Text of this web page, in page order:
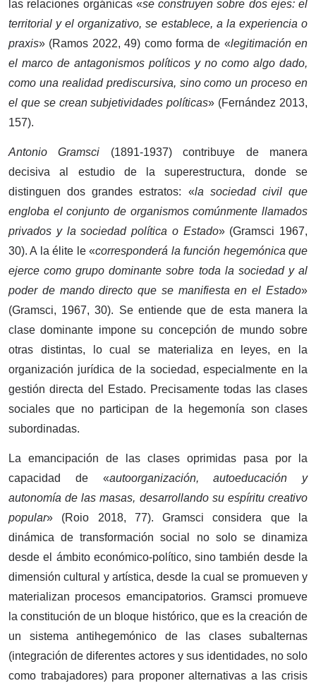
las relaciones orgánicas «se construyen sobre dos ejes: el
territorial y el organizativo, se establece, a la experiencia o
praxis» (Ramos 2022, 49) como forma de «legitimación en
el marco de antagonismos políticos y no como algo dado,
como una realidad prediscursiva, sino como un proceso en
el que se crean subjetividades políticas» (Fernández 2013,
157).
Antonio Gramsci (1891-1937) contribuye de manera
decisiva al estudio de la superestructura, donde se
distinguen dos grandes estratos: «la sociedad civil que
engloba el conjunto de organismos comúnmente llamados
privados y la sociedad política o Estado» (Gramsci 1967,
30). A la élite le «corresponderá la función hegemónica que
ejerce como grupo dominante sobre toda la sociedad y al
poder de mando directo que se manifiesta en el Estado»
(Gramsci, 1967, 30). Se entiende que de esta manera la
clase dominante impone su concepción de mundo sobre
otras distintas, lo cual se materializa en leyes, en la
organización jurídica de la sociedad, especialmente en la
gestión directa del Estado. Precisamente todas las clases
sociales que no participan de la hegemonía son clases
subordinadas.
La emancipación de las clases oprimidas pasa por la
capacidad de «autoorganización, autoeducación y
autonomía de las masas, desarrollando su espíritu creativo
popular» (Roio 2018, 77). Gramsci considera que la
dinámica de transformación social no solo se dinamiza
desde el ámbito económico-político, sino también desde la
dimensión cultural y artística, desde la cual se promueven y
materializan procesos emancipatorios. Gramsci promueve
la constitución de un bloque histórico, que es la creación de
un sistema antihegemónico de las clases subalternas
(integración de diferentes actores y sus identidades, no solo
como trabajadores) para proponer alternativas a las crisis